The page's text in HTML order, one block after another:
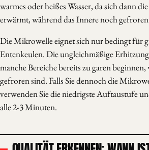
warmes oder heißes Wasser, da sich dann
erwärmt, während das Innere noch
Die Mikrowelle eignet sich nur bedingt für
Entenkeulen. Die ungleichmäßige
manche Bereiche bereits zu garen
gefroren sind. Falls Sie dennoch die
verwenden Sie die niedrigste Auftaustufe
alle 2-3 Minuten.